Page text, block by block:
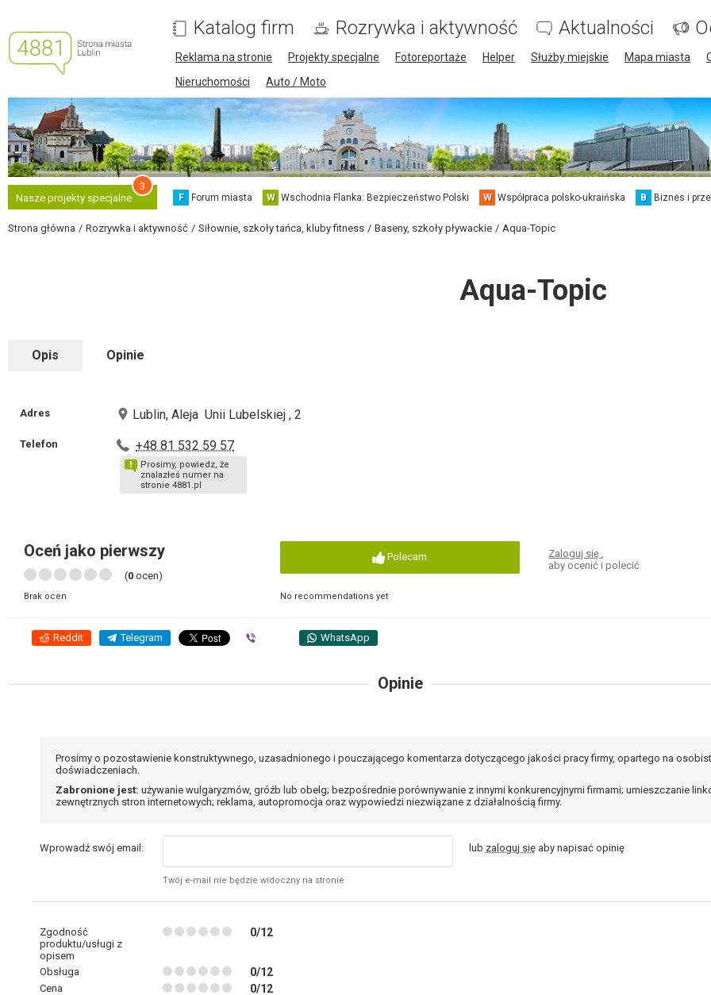
Katalog firm Rozrywka i aktywność Aktualności
Reklama na stronie Projekty specjalne Fotoreportaże Helper Służby miejskie Mapa miasta
Nieruchomości
Auto / Moto
Nasze projekty specjalne
3
F Forum miasta W Wschodnia Flanka: Bezpieczeństwo Polski W Współpraca polsko-ukraińska B Biznes i
Strona główna Rozrywka i aktywność Siłownie, szkoły tańca, kluby fitness Baseny, szkoły pływackie Aqua-Topic
Aqua-Topic
Opis Opinie
Adres Lublin, Aleja Unii Lubelskiej , 2
Telefon +48 81 532 59 57
Prosimy, powiedz, że
znalazłeś numer na
stronie 4881.pl
Oceń jako pierwszy
(0 ocen)
Brak ocen
Polecam
No recommendations yet
Zaloguj się,
aby ocenić i polecić
Reddit Telegram WhatsApp
Opinie
Prosimy o pozostawienie konstruktywnego, uzasadnionego i pouczającego komentarza dotyczącego jakości pracy firmy, opartego na
doświadczeniach.
Zabronione jest: używanie wulgaryzmów, gróźb lub obelg; bezpośrednie porównywanie z innymi konkurencyjnymi firmami; umieszczanie
zewnętrznych stron internetowych; reklama, autopromocja oraz wypowiedzi niezwiązane z działalnością firmy.
Wprowadź swój email:
Twój e-mail nie będzie widoczny na stronie
lub zaloguj się aby napisać opinię
Zgodność
produktu/usługi z
opisem
0/12
Obsługa 0/12
Cena 0/12